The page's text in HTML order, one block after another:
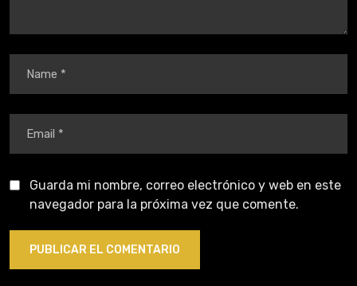
Guarda mi nombre, correo electrónico y web en este
navegador para la próxima vez que comente.